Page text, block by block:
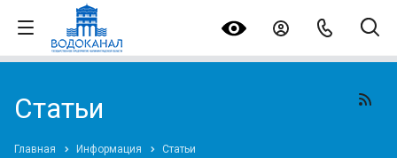
Статьи
Главная Информация Статьи